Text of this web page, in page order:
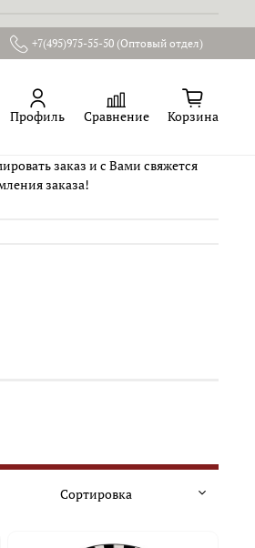
+7(495)975-55-50 (Оптовый отдел)
Профиль Сравнение Корзина
заказ и с Вами свяжется
заказа!